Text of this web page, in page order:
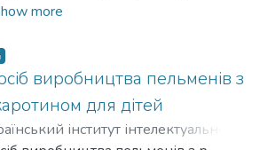
Олександрівна
Ніна Василівна; Кайнаш, Алла
Іванов, Олег Миколайович
який відрізняється тим, що
співвідношенні інгредієнтів,
%:
пшеничне 85,0-92,5
дріжджі 2,2-2,4
1,6-1,8
more
виробництва пельменів з
для дітей
інститут інтелектуальної